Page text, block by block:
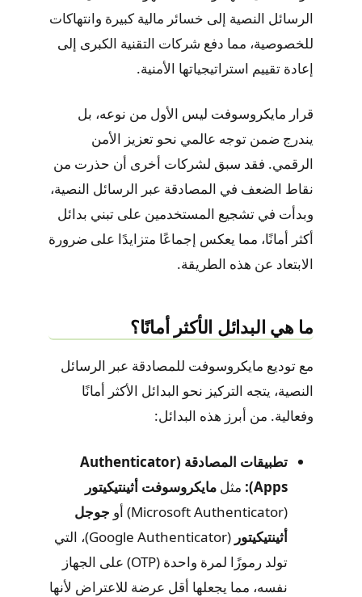
الرسائل النصية إلى خسائر مالية كبيرة وانتهاكات
للخصوصية، مما دفع شركات التقنية الكبرى إلى
إعادة تقييم استراتيجياتها الأمنية.
قرار مايكروسوفت ليس الأول من نوعه، بل
يندرج ضمن توجه عالمي نحو تعزيز الأمن
الرقمي. فقد سبق لشركات أخرى أن حذرت من
نقاط الضعف في المصادقة عبر الرسائل النصية،
وبدأت في تشجيع المستخدمين على تبني بدائل
أكثر أمانًا، مما يعكس إجماعًا متزايدًا على ضرورة
الابتعاد عن هذه الطريقة.
ما هي البدائل الأكثر أمانًا؟
مع توديع مايكروسوفت للمصادقة عبر الرسائل
النصية، يتجه التركيز نحو البدائل الأكثر أمانًا
وفعالية. من أبرز هذه البدائل:
تطبيقات المصادقة (Authenticator
Apps):
مثل مايكروسوفت أثينتيكيتور
(Microsoft Authenticator) أو
جوجل
أثينتيكيتور
(Google Authenticator)، التي
تولد رموزًا لمرة واحدة (OTP) على الجهاز
نفسه، مما يجعلها أقل عرضة للاعتراض لأنها